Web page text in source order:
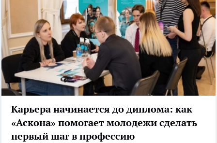
Карьера начинается до диплома: как
«Аскона» помогает молодежи сделать
первый шаг в профессию